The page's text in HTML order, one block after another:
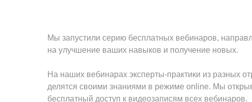
Мы запустили серию бесплатных вебинаров,
на улучшение ваших навыков и получение новых.
На наших вебинарах эксперты-практики из разных
делятся своими знаниями в режиме online. Мы
бесплатный доступ к видеозаписям всех вебинаров.